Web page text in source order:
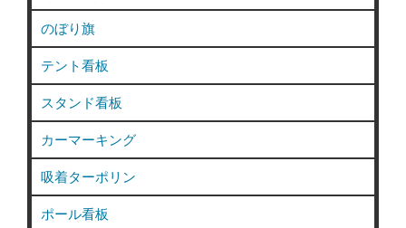
のぼり旗
テント看板
スタンド看板
カーマーキング
吸着ターポリン
ポール看板